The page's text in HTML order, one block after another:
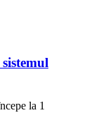
la 1